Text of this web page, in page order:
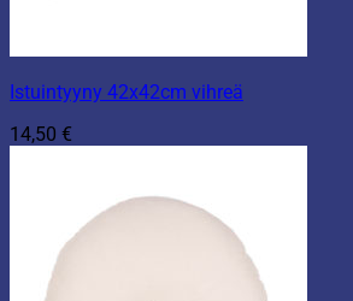
Istuintyyny 42x42cm vihreä
14,50 €